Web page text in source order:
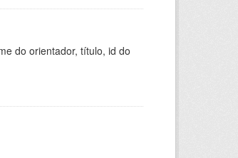
do orientador, título, id do